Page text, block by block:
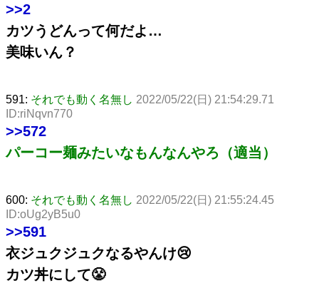
>>2
カツうどんって何だよ…
美味いん？
591: それでも動く名無し 2022/05/22(日) 21:54:29.71
ID:riNqvn770
>>572
パーコー麺みたいなもんなんやろ（適当）
600: それでも動く名無し 2022/05/22(日) 21:55:24.45
ID:oUg2yB5u0
>>591
衣ジュクジュクなるやんけ😢
カツ丼にして😤